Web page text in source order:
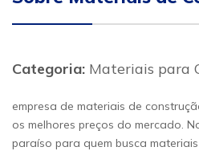
Categoria: Materiais para
empresa de materiais de
os melhores preços do mercado.
paraíso para quem busca